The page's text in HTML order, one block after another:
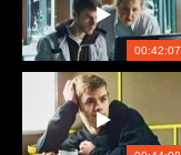
00:42:07